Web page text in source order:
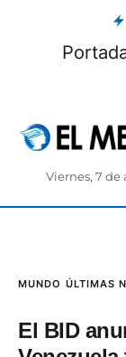
Viernes, 7 de
MUNDO ÚLTIMAS
El BID